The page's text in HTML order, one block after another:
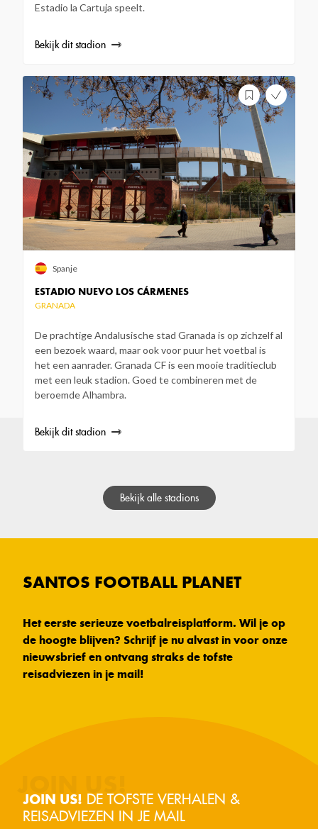
Estadio la Cartuja speelt.
Bekijk dit stadion
ESTADIO NUEVO LOS CÁRMENES
GRANADA
De prachtige Andalusische stad Granada is op zichzelf al
een bezoek waard, maar ook voor puur het voetbal is
het een aanrader. Granada CF is een mooie traditieclub
met een leuk stadion. Goed te combineren met de
beroemde Alhambra.
Spanje
Bekijk dit stadion
Bekijk alle stadions
SANTOS FOOTBALL PLANET
Het eerste serieuze voetbalreisplatform. Wil je op
de hoogte blijven? Schrijf je nu alvast in voor onze
nieuwsbrief en ontvang straks de tofste
reisadviezen in je mail!
JOIN US! DE TOFSTE VERHALEN &
REISADVIEZEN IN JE MAIL